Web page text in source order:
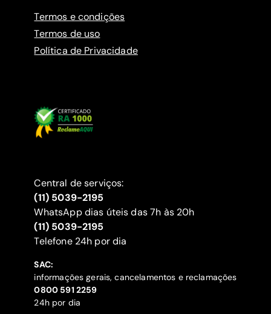
Termos e condições
Termos de uso
Política de Privacidade
Central de serviços:
(11) 5039-2195
WhatsApp dias úteis das 7h às 20h
(11) 5039-2195
‍Telefone 24h por dia
SAC:
informações gerais, cancelamentos e reclamações
‍0800 591 2259
24h por dia